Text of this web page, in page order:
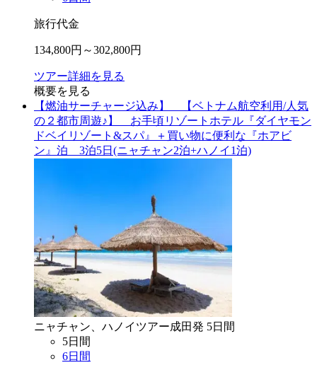
旅行代金
134,800円～302,800円
ツアー詳細を見る
概要を見る
【燃油サーチャージ込み】 【ベトナム航空利用/人気
の２都市周遊♪】 お手頃リゾートホテル『ダイヤモン
ドベイリゾート&スパ』＋買い物に便利な『ホアビ
ン』泊 3泊5日(ニャチャン2泊+ハノイ1泊)
ニャチャン、ハノイ ツアー成田発 5日間
5日間
6日間